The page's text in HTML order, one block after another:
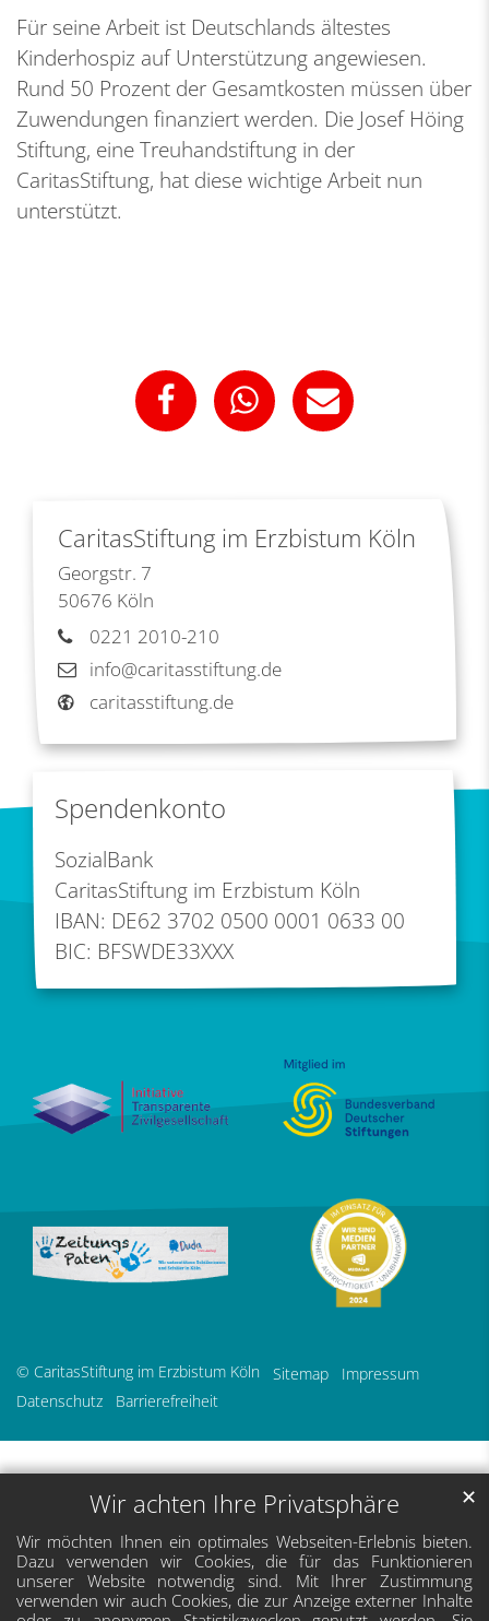
Wir achten Ihre Privatsphäre
Wir möchten Ihnen ein optimales Webseiten-Erlebnis bieten.
Dazu verwenden wir Cookies, die für das Funktionieren
unserer Website notwendig sind. Mit Ihrer Zustimmung
verwenden wir auch Cookies, die zur Anzeige externer Inhalte
✕
Für seine Arbeit ist Deutschlands ältestes
Kinderhospiz auf Unterstützung angewiesen.
Rund 50 Prozent der Gesamtkosten müssen über
Zuwendungen finanziert werden. Die Josef Höing
Stiftung, eine Treuhandstiftung in der
CaritasStiftung, hat diese wichtige Arbeit nun
unterstützt.
CaritasStiftung im Erzbistum Köln
Georgstr. 7
50676 Köln
0221 2010-210
info@caritasstiftung.de
caritasstiftung.de
Spendenkonto
SozialBank
CaritasStiftung im Erzbistum Köln
IBAN: DE62 3702 0500 0001 0633 00
BIC: BFSWDE33XXX
© CaritasStiftung im Erzbistum Köln Sitemap
Impressum
Datenschutz
Barrierefreiheit